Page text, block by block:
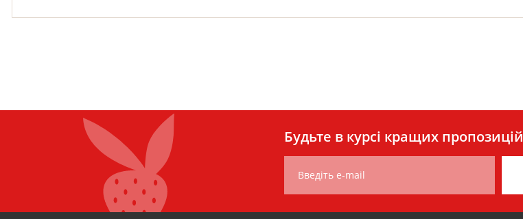
Будьте в курсі кращих пропозицій
Введіть e-mail